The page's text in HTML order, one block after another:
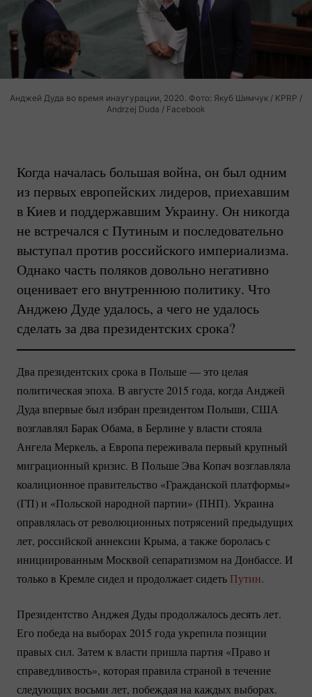
Анджей Дуда во время инаугурации, 2020. Фото: Якуб Шимчук / KPRP /
Andrzej Duda / Facebook
Когда началась большая война, он был одним
из первых европейских лидеров, приехавшим
в Киев и поддержавшим Украину. Он никогда
не встречался с Путиным и последовательно
выступал против российского империализма.
Однако часть поляков довольно негативно
оценивает его внутреннюю политику. Что
Анджею Дуде удалось, а чего не удалось
сделать за два президентских срока?
Два президентских срока в Польше — это целая
политическая эпоха. В августе 2015 года, когда Анджей
Дуда впервые был избран президентом Польши, США
возглавлял Барак Обама, в Берлине у власти стояла
Ангела Меркель, а Европа переживала первый крупный
миграционный кризис. В Польше Эва Копач возглавляла
коалиционное правительство «Гражданской платформы»
(ГП) и «Польской народной партии» (ПНП). Украина
оправлялась от революционных потрясений предыдущих
лет, российской аннексии Крыма, а также боролась с
инициированным Москвой сепаратизмом на Донбассе. И
только в Кремле сидел и продолжает сидеть Путин.
Президентство Анджея Дуды продолжалось десять лет.
Его победа на выборах 2015 года укрепила позиции
правых сил. Затем к власти пришла партия «Право и
справедливость», которая правила страной в течение
следующих восьми лет, побеждая на каждых выборах.